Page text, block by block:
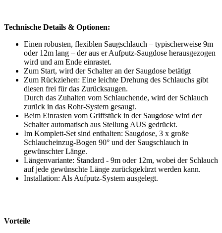
Technische Details & Optionen:
Einen robusten, flexiblen Saugschlauch – typischerweise 9m
oder 12m lang – der aus er Aufputz-Saugdose herausgezogen
wird und am Ende einrastet.
Zum Start, wird der Schalter an der Saugdose betätigt
Zum Rückziehen: Eine leichte Drehung des Schlauchs gibt
diesen frei für das Zurücksaugen.
Durch das Zuhalten vom Schlauchende, wird der Schlauch
zurück in das Rohr-System gesaugt.
Beim Einrasten vom Griffstück in der Saugdose wird der
Schalter automatisch aus Stellung AUS gedrückt.
Im Komplett-Set sind enthalten: Saugdose, 3 x große
Schlaucheinzug-Bogen 90° und der Saugschlauch in
gewünschter Länge.
Längenvariante: Standard - 9m oder 12m, wobei der Schlauch
auf jede gewünschte Länge zurückgekürzt werden kann.
Installation: Als Aufputz‑System ausgelegt.
Vorteile